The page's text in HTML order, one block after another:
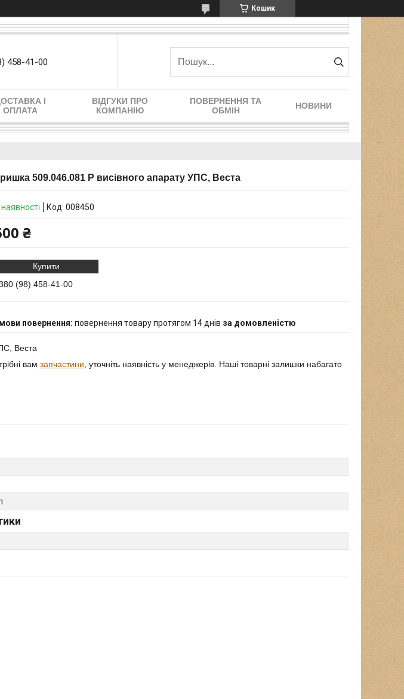
Кошик
458-41-00
І
ОПЛАТА
ВІДГУКИ ПРО
КОМПАНІЮ
ПОВЕРНЕННЯ ТА
ОБМІН
НОВИНИ
509.046.081 Р висівного апарату УПС, Веста
наявності Код: 008450
₴
Купити
(98) 458-41-00
повернення товару протягом 14 днів за домовленістю
Веста
вам запчастини , уточніть наявність у менеджерів. Наші товарні залишки набагато